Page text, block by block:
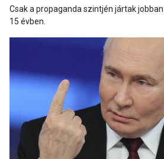
Csak a propaganda szintjén jártak
15 évben.